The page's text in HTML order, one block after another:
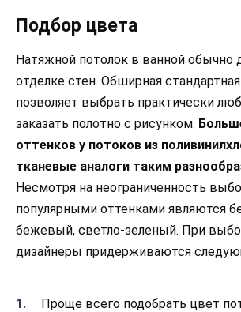
Подбор цвета
Натяжной потолок в ванной обычно
отделке стен. Обширная
позволяет выбрать практически
заказать полотно с рисунком.
оттенков у потоков из
тканевые аналоги таким
Несмотря на неограниченность
популярными оттенками являются
бежевый, светло-зеленый. При
дизайнеры придерживаются
Проще всего подобрать цвет